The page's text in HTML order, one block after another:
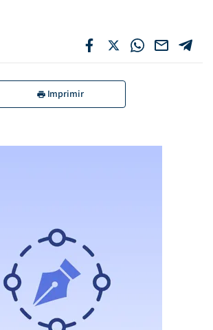
Imprimir